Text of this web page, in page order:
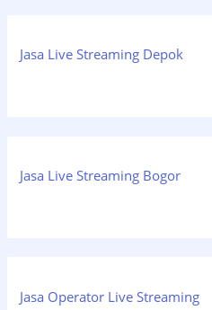
Jasa Live Streaming Depok
Jasa Live Streaming Bogor
Jasa Operator Live Streaming